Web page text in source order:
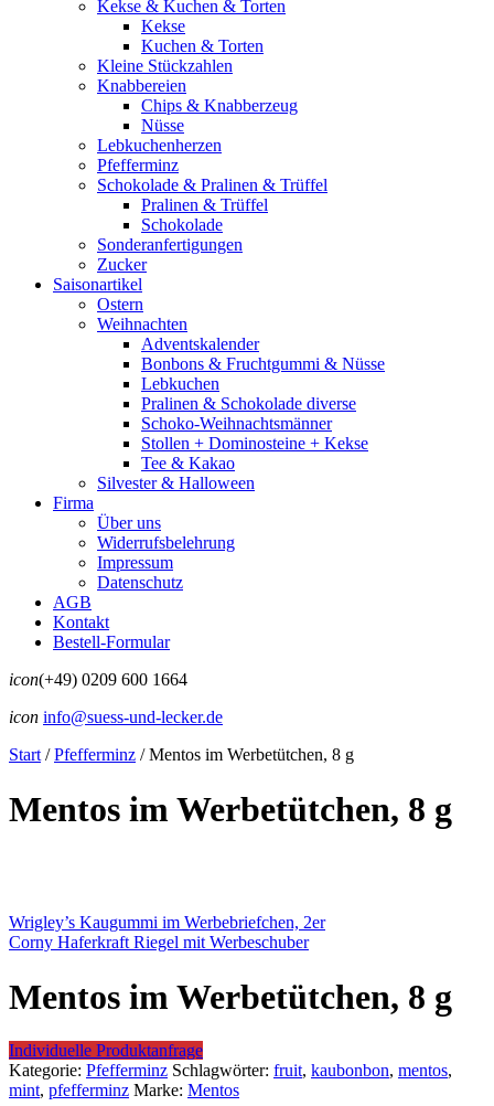
Kekse & Kuchen & Torten
Kekse
Kuchen & Torten
Kleine Stückzahlen
Knabbereien
Chips & Knabberzeug
Nüsse
Lebkuchenherzen
Pfefferminz
Schokolade & Pralinen & Trüffel
Pralinen & Trüffel
Schokolade
Sonderanfertigungen
Zucker
Saisonartikel
Ostern
Weihnachten
Adventskalender
Bonbons & Fruchtgummi & Nüsse
Lebkuchen
Pralinen & Schokolade diverse
Schoko-Weihnachtsmänner
Stollen + Dominosteine + Kekse
Tee & Kakao
Silvester & Halloween
Firma
Über uns
Widerrufsbelehrung
Impressum
Datenschutz
AGB
Kontakt
Bestell-Formular
icon(+49) 0209 600 1664
icon info@suess-und-lecker.de
Start / Pfefferminz /Mentos im Werbetütchen, 8 g
Mentos im Werbetütchen, 8 g
Wrigley’s Kaugummi im Werbebriefchen, 2er
Corny Haferkraft Riegel mit Werbeschuber
Mentos im Werbetütchen, 8 g
Individuelle Produktanfrage
Kategorie: Pfefferminz Schlagwörter: fruit, kaubonbon, mentos,
mint, pfefferminz Marke: Mentos